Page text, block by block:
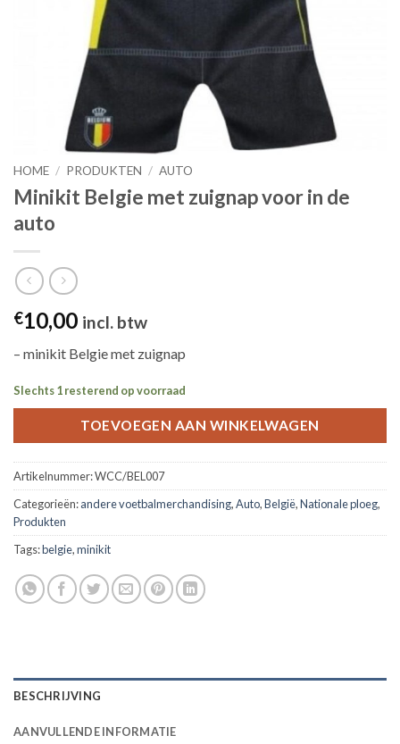
HOME / PRODUKTEN / AUTO
Minikit Belgie met zuignap voor in de
auto
€10,00 incl. btw
– minikit Belgie met zuignap
Slechts 1 resterend op voorraad
TOEVOEGEN AAN WINKELWAGEN
Artikelnummer:WCC/BEL007
Categorieën:andere voetbalmerchandising,Auto,België,Nationale ploeg,
Produkten
Tags:belgie,minikit
BESCHRIJVING
AANVULLENDE INFORMATIE